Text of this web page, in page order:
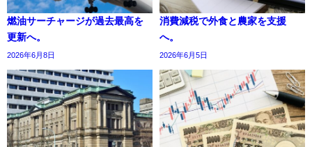
燃油サーチャージが過去最高を
更新へ。
2026年6月8日
消費減税で外食と農家を支援
へ。
2026年6月5日